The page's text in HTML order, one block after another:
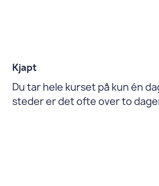
Kjapt
Du tar hele kurset på kun én
steder er det ofte over to